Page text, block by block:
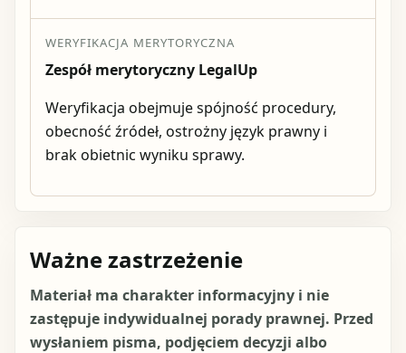
WERYFIKACJA MERYTORYCZNA
Zespół merytoryczny LegalUp
Weryfikacja obejmuje spójność procedury,
obecność źródeł, ostrożny język prawny i
brak obietnic wyniku sprawy.
Ważne zastrzeżenie
Materiał ma charakter informacyjny i nie
zastępuje indywidualnej porady prawnej. Przed
wysłaniem pisma, podjęciem decyzji albo